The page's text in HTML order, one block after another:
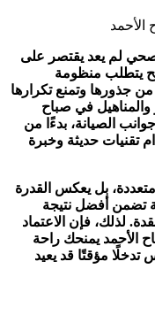
لم يعد يقتصر على
يتطلب منظومة
جذورها وتمنع تكرارها
في صباح
الصيانة، بدءًا من
تقنيات حديثة وخبرة
بل يعكس القدرة
تضمن أفضل نتيجة
لذلك، فإن الاعتماد
الأحمد يمنحك راحة
مؤقتًا قد يعيد